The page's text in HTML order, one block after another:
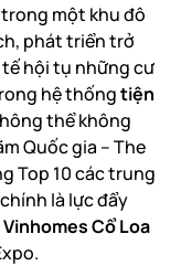
một khu đô
phát triển trở
hội tụ những cư
hệ thốngtiện
thể không
Quốc gia – The
Top 10 các trung
là lực đẩy
Vinhomes Cổ Loa